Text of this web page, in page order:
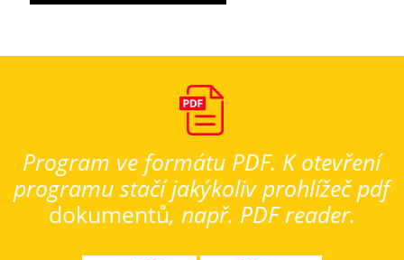
Program ve formátu PDF. K otevření
programu stačí jakýkoliv prohlížeč pdf
dokumentů, např. PDF reader.